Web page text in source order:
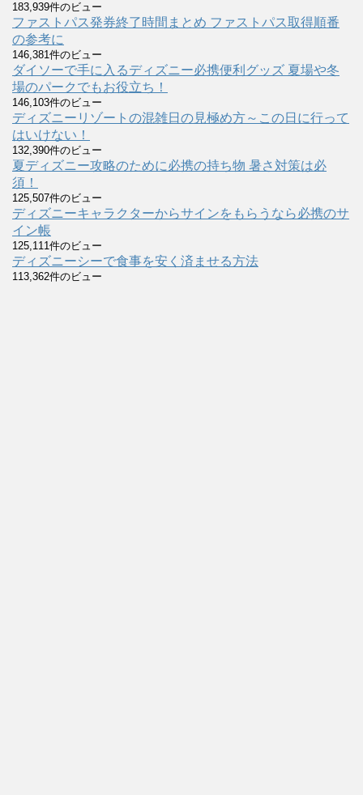
183,939件のビュー
ファストパス発券終了時間まとめ ファストパス取得順番
の参考に
146,381件のビュー
ダイソーで手に入るディズニー必携便利グッズ 夏場や冬
場のパークでもお役立ち！
146,103件のビュー
ディズニーリゾートの混雑日の見極め方～この日に行って
はいけない！
132,390件のビュー
夏ディズニー攻略のために必携の持ち物 暑さ対策は必
須！
125,507件のビュー
ディズニーキャラクターからサインをもらうなら必携のサ
イン帳
125,111件のビュー
ディズニーシーで食事を安く済ませる方法
113,362件のビュー